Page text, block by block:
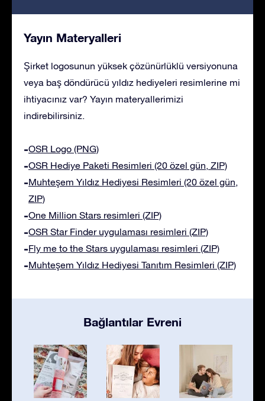
Yayın Materyalleri
Şirket logosunun yüksek çözünürlüklü versiyonuna
veya baş döndürücü yıldız hediyeleri resimlerine mi
ihtiyacınız var? Yayın materyallerimizi
indirebilirsiniz.
OSR Logo (PNG)
OSR Hediye Paketi Resimleri (20 özel gün, ZIP)
Muhteşem Yıldız Hediyesi Resimleri (20 özel gün,
ZIP)
One Million Stars resimleri (ZIP)
OSR Star Finder uygulaması resimleri (ZIP)
Fly me to the Stars uygulaması resimleri (ZIP)
Muhteşem Yıldız Hediyesi Tanıtım Resimleri (ZIP)
Bağlantılar Evreni